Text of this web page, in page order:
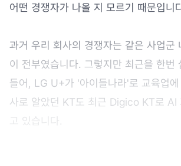
어떤 경쟁자가 나올 지 모르기 때문입니
과거 우리 회사의 경쟁자는 같은 사업군
이 전부였습니다. 그렇지만 최근을 한번
들어, LG U+가 '아이들나라'로 교육업
사로 알았던 KT도 최근 Digico KT로 AI
고 있습니다.